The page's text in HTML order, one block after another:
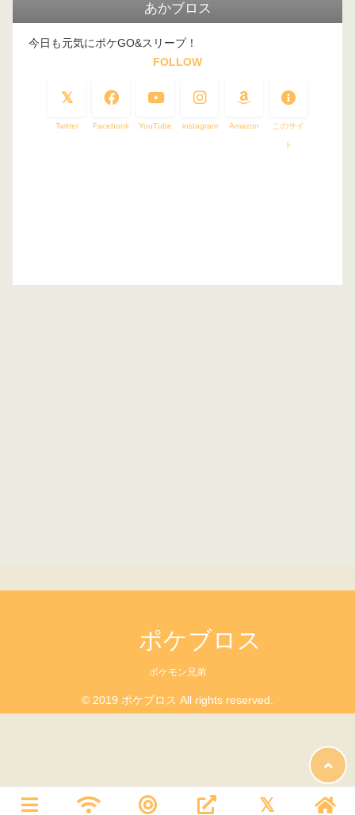
あかブロス
今日も元気にポケGO&スリープ！
FOLLOW
Twitter Facebook YouTube instagram Amazon このサイ
ト
ポケブロス
ポケモン兄弟
© 2019 ポケブロス All rights reserved.